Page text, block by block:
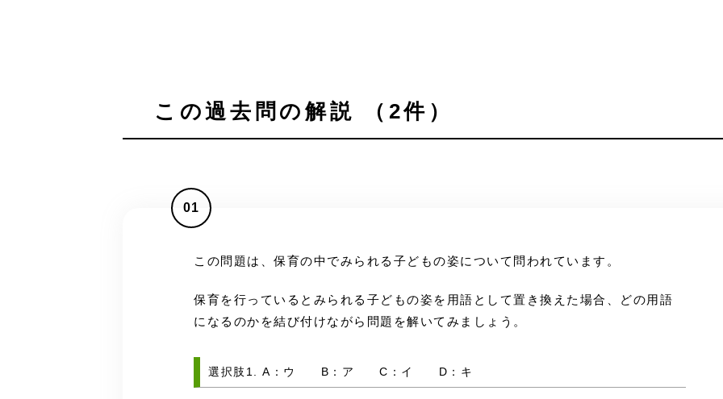
この過去問の解説 （2件）
01
この問題は、保育の中でみられる子どもの姿について問われています。
保育を行っているとみられる子どもの姿を用語として置き換えた場合、どの用語
になるのかを結び付けながら問題を解いてみましょう。
選択肢1. A：ウ B：ア C：イ D：キ